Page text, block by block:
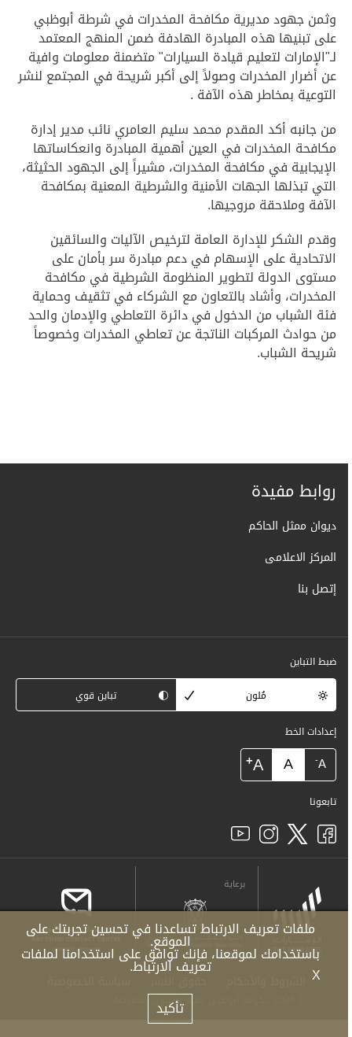
وثمن جهود مديرية مكافحة المخدرات في شرطة أبوظبي
على تبنيها هذه المبادرة الهادفة ضمن المنهج المعتمد
لـ"الإمارات لتعليم قيادة السيارات" متضمنة معلومات وافية
عن أضرار المخدرات وصولاً إلى أكبر شريحة في المجتمع لنشر
التوعية بمخاطر هذه الآفة .
من جانبه أكد المقدم محمد سليم العامري نائب مدير إدارة
مكافحة المخدرات في العين أهمية المبادرة وانعكاساتها
الإيجابية في مكافحة المخدرات، مشيراً إلى الجهود الحثيثة،
التي تبذلها الجهات الأمنية والشرطية المعنية بمكافحة
الآفة وملاحقة مروجيها.
وقدم الشكر للإدارة العامة لترخيص الآليات والسائقين
الاتحادية على الإسهام في دعم مبادرة سر بأمان على
مستوى الدولة لتطوير المنظومة الشرطية في مكافحة
المخدرات، وأشاد بالتعاون مع الشركاء في تثقيف وحماية
فئة الشباب من الدخول في دائرة التعاطي والإدمان والحد
من حوادث المركبات الناتجة عن تعاطي المخدرات وخصوصاً
شريحة الشباب.
روابط مفيدة
ديوان ممثل الحاكم
المركز الاعلامى
إتصل بنا
ضبط التباين
مُلون
تباين قوي
إعدادات الخط
A
-
A
A
+
تابعونا
برعاية
X
ملفات تعريف الارتباط تساعدنا في تحسين تجربتك على
الموقع.
باستخدامك لموقعنا، فإنك توافق على استخدامنا لملفات
تعريف الارتباط.
تأكيد